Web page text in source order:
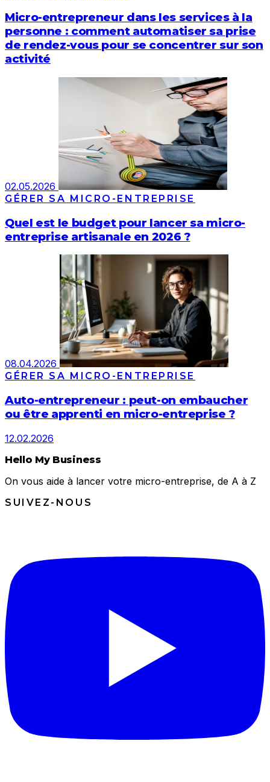
Micro-entrepreneur dans les services à la
personne : comment automatiser sa prise
de rendez-vous pour se concentrer sur son
activité
02.05.2026
GÉRER SA MICRO-ENTREPRISE
Quel est le budget pour lancer sa micro-
entreprise artisanale en 2026 ?
08.04.2026
GÉRER SA MICRO-ENTREPRISE
Auto-entrepreneur : peut-on embaucher
ou être apprenti en micro-entreprise ?
12.02.2026
Hello My Business
On vous aide à lancer votre micro-entreprise, de A à Z
SUIVEZ-NOUS